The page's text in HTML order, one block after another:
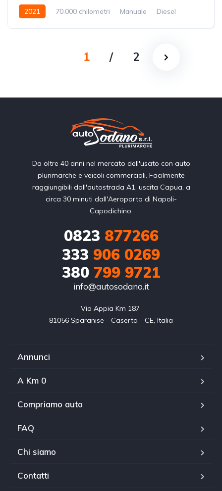
2021 70.000 chilometri Manuale
Diesel
1 / 2
Da oltre 40 anni nel mercato dell'usato con auto
plurimarche e veicoli commerciali. Facilmente
raggiungibili dall'autostrada A1, uscita Capua, a
circa 30 minuti dall'Aeroporto di Napoli-
Capodichino.
0823 877266
333 906 0269
380799 9721
info@autosodano.it
Via Appia Km 187
81056 Sparanise - Caserta - CE, Italia
Annunci
A Km 0
Compriamo auto
FAQ
Chi siamo
Contatti